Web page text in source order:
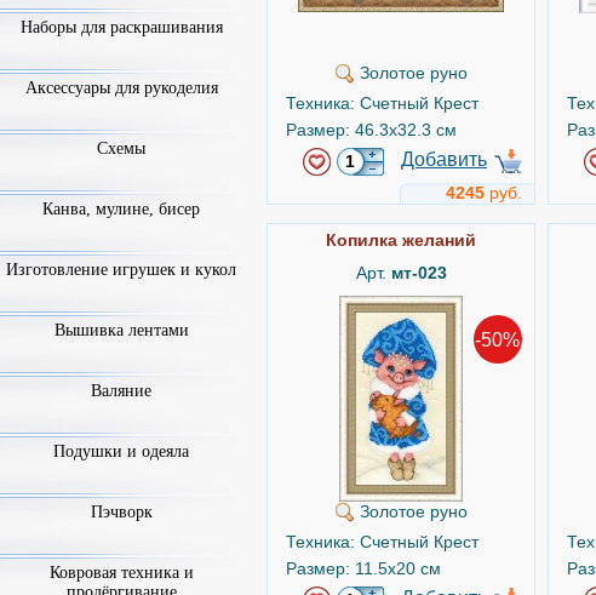
Золотое руно
Техника: Счетный Крест
Размер: 46.3x32.3 см
Добавить
4245 руб.
Копилка желаний
Арт. мт-023
-50%
Золотое руно
Техника: Счетный Крест
Размер: 11.5x20 см
Наборы для раскрашивания
Аксессуары для рукоделия
Схемы
Канва, мулине, бисер
Изготовление игрушек и кукол
Вышивка лентами
Валяние
Подушки и одеяла
Пэчворк
Ковровая техника и